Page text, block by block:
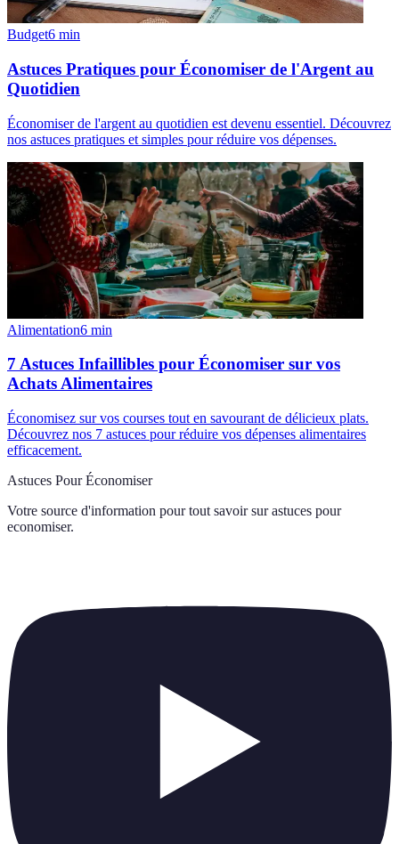
Budget6 min
Astuces Pratiques pour Économiser de l'Argent au
Quotidien
Économiser de l'argent au quotidien est devenu essentiel. Découvrez
nos astuces pratiques et simples pour réduire vos dépenses.
Alimentation6 min
7 Astuces Infaillibles pour Économiser sur vos
Achats Alimentaires
Économisez sur vos courses tout en savourant de délicieux plats.
Découvrez nos 7 astuces pour réduire vos dépenses alimentaires
efficacement.
Astuces Pour Économiser
Votre source d'information pour tout savoir sur astuces pour
economiser.